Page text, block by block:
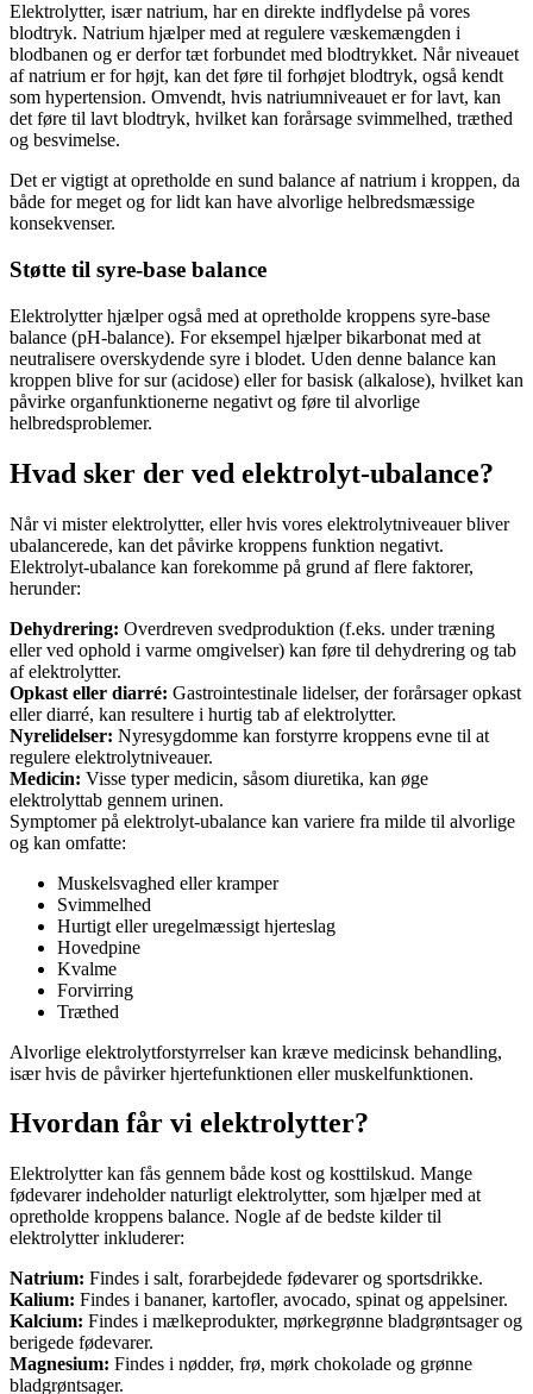
Elektrolytter, især natrium, har en direkte indflydelse på vores
blodtryk. Natrium hjælper med at regulere væskemængden i
blodbanen og er derfor tæt forbundet med blodtrykket. Når niveauet
af natrium er for højt, kan det føre til forhøjet blodtryk, også kendt
som hypertension. Omvendt, hvis natriumniveauet er for lavt, kan
det føre til lavt blodtryk, hvilket kan forårsage svimmelhed, træthed
og besvimelse.
Det er vigtigt at opretholde en sund balance af natrium i kroppen, da
både for meget og for lidt kan have alvorlige helbredsmæssige
konsekvenser.
Støtte til syre-base balance
Elektrolytter hjælper også med at opretholde kroppens syre-base
balance (pH-balance). For eksempel hjælper bikarbonat med at
neutralisere overskydende syre i blodet. Uden denne balance kan
kroppen blive for sur (acidose) eller for basisk (alkalose), hvilket kan
påvirke organfunktionerne negativt og føre til alvorlige
helbredsproblemer.
Hvad sker der ved elektrolyt-ubalance?
Når vi mister elektrolytter, eller hvis vores elektrolytniveauer bliver
ubalancerede, kan det påvirke kroppens funktion negativt.
Elektrolyt-ubalance kan forekomme på grund af flere faktorer,
herunder:
Dehydrering: Overdreven svedproduktion (f.eks. under træning
eller ved ophold i varme omgivelser) kan føre til dehydrering og tab
af elektrolytter.
Opkast eller diarré: Gastrointestinale lidelser, der forårsager opkast
eller diarré, kan resultere i hurtig tab af elektrolytter.
Nyrelidelser: Nyresygdomme kan forstyrre kroppens evne til at
regulere elektrolytniveauer.
Medicin: Visse typer medicin, såsom diuretika, kan øge
elektrolyttab gennem urinen.
Symptomer på elektrolyt-ubalance kan variere fra milde til alvorlige
og kan omfatte:
Muskelsvaghed eller kramper
Svimmelhed
Hurtigt eller uregelmæssigt hjerteslag
Hovedpine
Kvalme
Forvirring
Træthed
Alvorlige elektrolytforstyrrelser kan kræve medicinsk behandling,
især hvis de påvirker hjertefunktionen eller muskelfunktionen.
Hvordan får vi elektrolytter?
Elektrolytter kan fås gennem både kost og kosttilskud. Mange
fødevarer indeholder naturligt elektrolytter, som hjælper med at
opretholde kroppens balance. Nogle af de bedste kilder til
elektrolytter inkluderer:
Natrium: Findes i salt, forarbejdede fødevarer og sportsdrikke.
Kalium: Findes i bananer, kartofler, avocado, spinat og appelsiner.
Kalcium: Findes i mælkeprodukter, mørkegrønne bladgrøntsager og
berigede fødevarer.
Magnesium: Findes i nødder, frø, mørk chokolade og grønne
bladgrøntsager.